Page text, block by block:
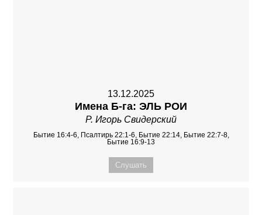
13.12.2025
Имена Б-га: ЭЛЬ РОИ
Р. Игорь Свидерский
Бытие 16:4-6, Псалтирь 22:1-6, Бытие 22:14, Бытие 22:7-8,
Бытие 16:9-13
Слушать